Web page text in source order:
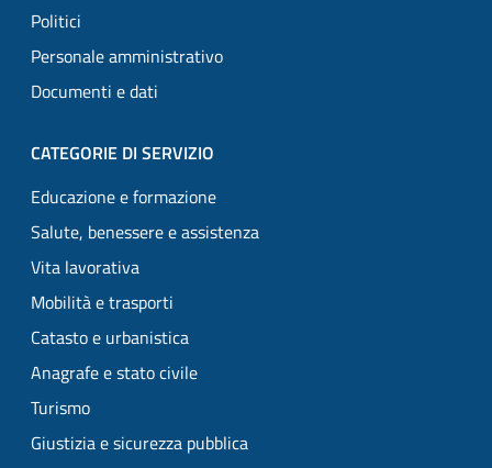
Politici
Personale amministrativo
Documenti e dati
CATEGORIE DI SERVIZIO
Educazione e formazione
Salute, benessere e assistenza
Vita lavorativa
Mobilità e trasporti
Catasto e urbanistica
Anagrafe e stato civile
Turismo
Giustizia e sicurezza pubblica